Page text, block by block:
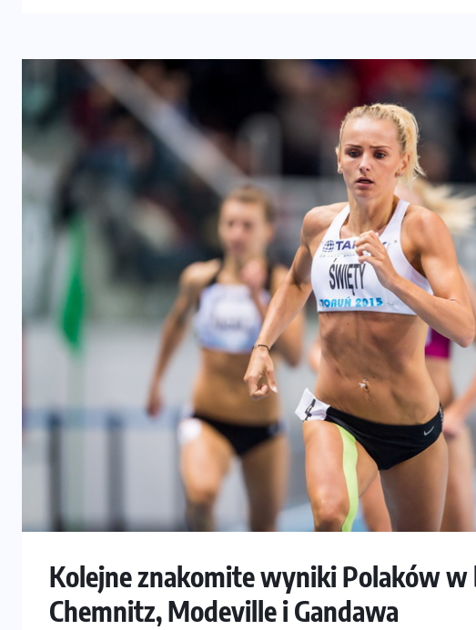
Kolejne znakomite wyniki Polaków w
Chemnitz, Modeville i Gandawa